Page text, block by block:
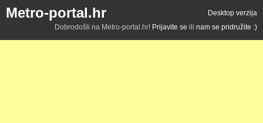
Metro-portal.hr
Desktop verzija
Dobrodošli na Metro-portal.hr! Prijavite se ili nam se pridružite :)